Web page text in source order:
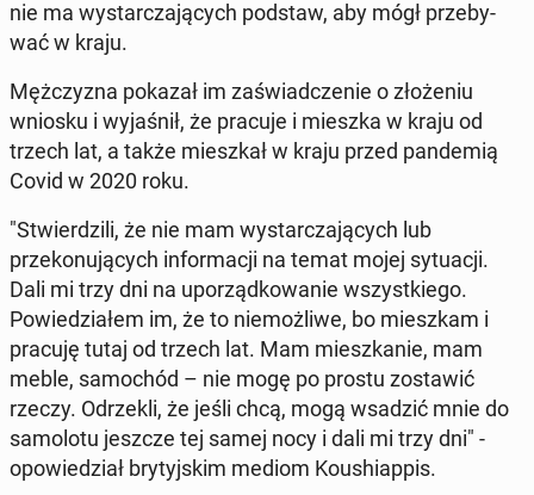
nie ma wystar­cza­ją­cych podstaw, aby mógł prze­by­
wać w kraju.
Mężczyz­na pokazał im za­świad­cze­nie o złoże­niu
wniosku i wy­jaśnił, że pracuje i mieszka w kraju od
trzech lat, a także mieszkał w kraju przed pan­demią
Covid w 2020 roku.
"Stwierdzili, że nie mam wystar­cza­ją­cych lub
przekonu­ją­cych in­for­ma­cji na temat mojej sytu­acji.
Dali mi trzy dni na uporząd­kowanie wszys­tkiego.
Powiedzi­ałem im, że to niemożli­we, bo mieszkam i
pracuję tutaj od trzech lat. Mam mieszkanie, mam
meble, samochód – nie mogę po prostu zostaw­ić
rzeczy. Odrzek­li, że jeśli chcą, mogą wsadzić mnie do
samolo­tu jeszcze tej samej nocy i dali mi trzy dni" -
opowiedzi­ał bry­tyjskim mediom Koushi­ap­pis.